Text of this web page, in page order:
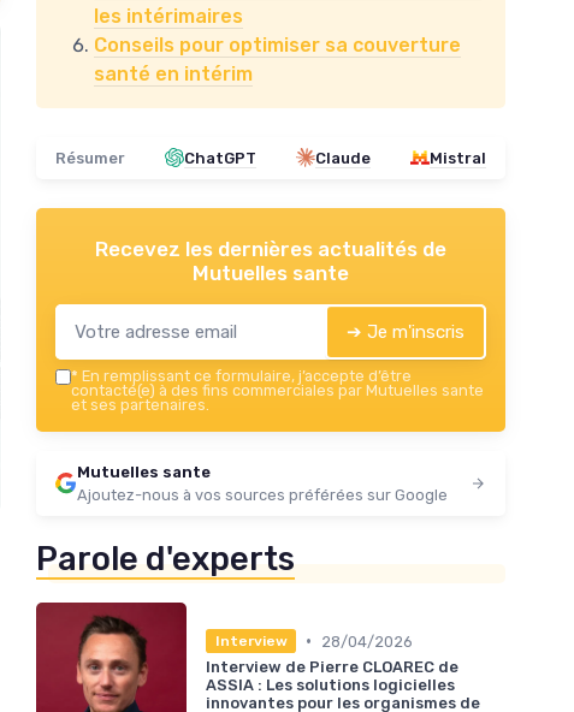
les intérimaires
Conseils pour optimiser sa couverture
santé en intérim
Résumer ChatGPT Claude Mistral
Recevez les dernières actualités de
Mutuelles sante
➔ Je m'inscris
* En remplissant ce formulaire, j’accepte d’être
contacté(e) à des fins commerciales par Mutuelles sante
et ses partenaires.
Mutuelles sante
Ajoutez-nous à vos sources préférées sur Google
Parole d'experts
Interview •
28/04/2026
Interview de Pierre CLOAREC de
ASSIA : Les solutions logicielles
innovantes pour les organismes de